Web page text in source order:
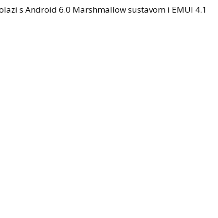
s Android 6.0 Marshmallow sustavom i EMUI 4.1